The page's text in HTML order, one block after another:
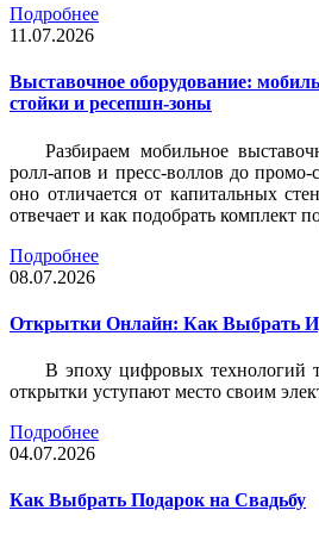
Подробнее
11.07.2026
Выставочное оборудование:
стойки и ресепшн-зоны
Разбираем мобильное
ролл-апов и пресс-воллов до
оно отличается от капитальных
отвечает и как подобрать комплект
Подробнее
08.07.2026
Открытки Онлайн: Как Выбрать
В эпоху цифровых технологий
открытки уступают место своим
Подробнее
04.07.2026
Как Выбрать Подарок на Свадьбу